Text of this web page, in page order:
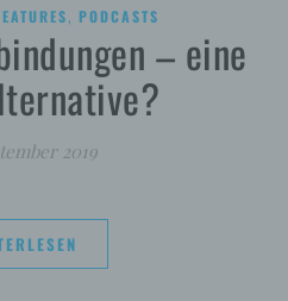
, PODCASTS
– eine
2019